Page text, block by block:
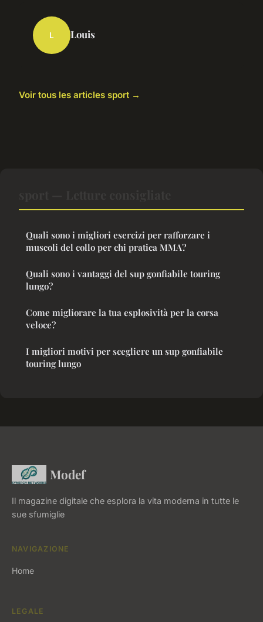
L Louis
Voir tous les articles sport →
Quali sono i migliori esercizi per rafforzare i
muscoli del collo per chi pratica MMA?
Quali sono i vantaggi del sup gonfiabile touring
lungo?
Come migliorare la tua esplosività per la corsa
veloce?
I migliori motivi per scegliere un sup gonfiabile
touring lungo
Modef
Il magazine digitale che esplora la vita moderna in tutte le
sue sfumiglie
NAVIGAZIONE
Home
LEGALE